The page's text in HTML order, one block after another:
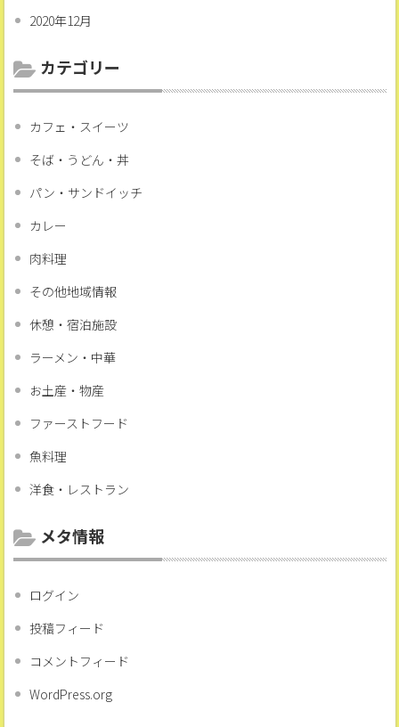
2020年12月
カテゴリー
カフェ・スイーツ
そば・うどん・丼
パン・サンドイッチ
カレー
肉料理
その他地域情報
休憩・宿泊施設
ラーメン・中華
お土産・物産
ファーストフード
魚料理
洋食・レストラン
メタ情報
ログイン
投稿フィード
コメントフィード
WordPress.org